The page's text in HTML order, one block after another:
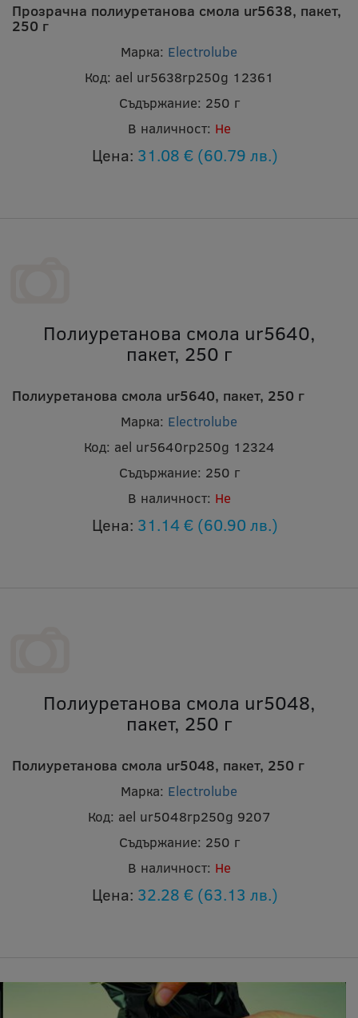
Прозрачна полиуретанова смола ur5638, пакет,
250 г
Марка: Electrolube
Код: ael ur5638rp250g 12361
Съдържание: 250 г
В наличност: Не
Цена: 31.08 € (60.79 лв.)
Полиуретанова смола ur5640,
пакет, 250 г
Полиуретанова смола ur5640, пакет, 250 г
Марка: Electrolube
Код: ael ur5640rp250g 12324
Съдържание: 250 г
В наличност: Не
Цена: 31.14 € (60.90 лв.)
Полиуретанова смола ur5048,
пакет, 250 г
Полиуретанова смола ur5048, пакет, 250 г
Марка: Electrolube
Код: ael ur5048rp250g 9207
Съдържание: 250 г
В наличност: Не
Цена: 32.28 € (63.13 лв.)